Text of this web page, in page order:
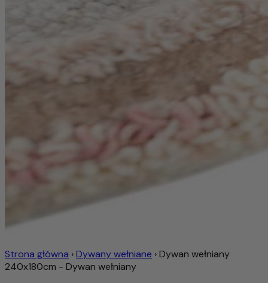
Strona główna ›Dywany wełniane ›Dywan wełniany
240x180cm - Dywan wełniany